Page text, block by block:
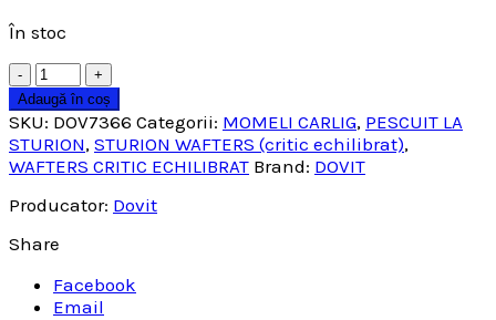
În stoc
Cantitate
Adaugă în coș
SKU: DOV7366 Categorii: MOMELI CARLIG, PESCUIT LA
STURION, STURION WAFTERS (critic echilibrat),
WAFTERS CRITIC ECHILIBRAT Brand: DOVIT
Producator: Dovit
Share
Facebook
Email